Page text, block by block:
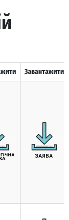
Завантажити